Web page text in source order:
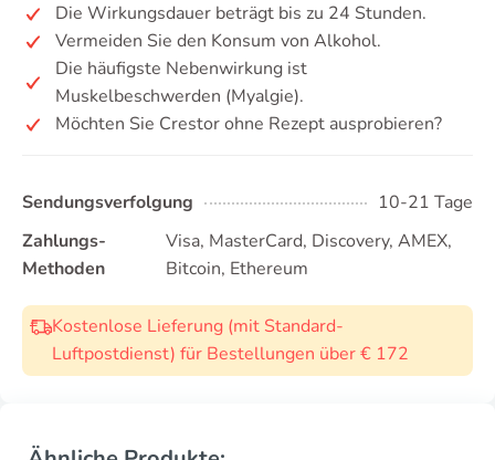
Die Wirkungsdauer beträgt bis zu 24 Stunden.
Vermeiden Sie den Konsum von Alkohol.
Die häufigste Nebenwirkung ist
Muskelbeschwerden (Myalgie).
Möchten Sie Crestor ohne Rezept ausprobieren?
Sendungsverfolgung
10-21 Tage
Zahlungs-
Methoden
Visa, MasterCard, Discovery, AMEX,
Bitcoin, Ethereum
Kostenlose Lieferung (mit Standard-
Luftpostdienst) für Bestellungen über € 172